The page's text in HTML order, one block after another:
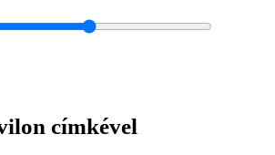
címkével